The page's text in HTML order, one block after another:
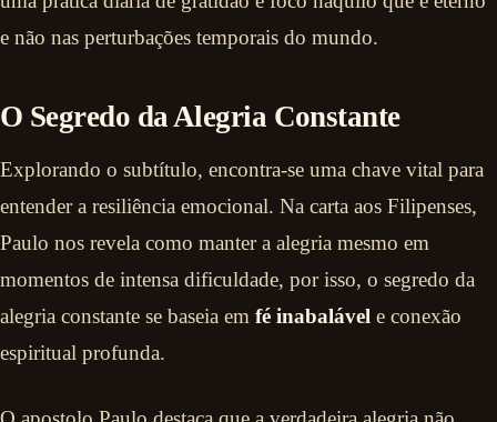
e não nas perturbações temporais do mundo.
O Segredo da Alegria Constante
Explorando o subtítulo, encontra-se uma chave vital para
entender a resiliência emocional. Na carta aos Filipenses,
Paulo nos revela como manter a alegria mesmo em
momentos de intensa dificuldade, por isso, o segredo da
alegria constante se baseia em fé inabalável e conexão
espiritual profunda.